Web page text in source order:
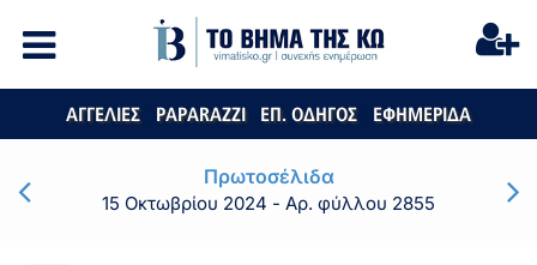
ΑΓΓΕΛΙΕΣ PAPARAZZI ΕΠ. ΟΔΗΓΟΣ ΕΦΗΜΕΡΙΔΑ
Πρωτοσέλιδα
15 Οκτωβρίου 2024 - Αρ. φύλλου 2855